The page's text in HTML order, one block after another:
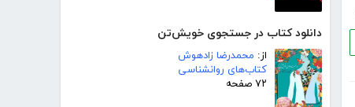
دانلود کتاب در جستجوی خویش‌تن
از: محمدرضا زادهوش
کتاب‌های روانشناسی
۷۲ صفحه